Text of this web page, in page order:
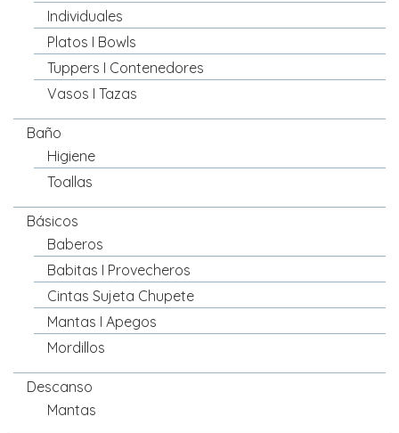
Individuales
Platos I Bowls
Tuppers I Contenedores
Vasos I Tazas
Baño
Higiene
Toallas
Básicos
Baberos
Babitas I Provecheros
Cintas Sujeta Chupete
Mantas I Apegos
Mordillos
Descanso
Mantas